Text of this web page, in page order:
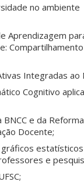
no ambiente
Aprendizagem
Integradas ao
Cognitivo
e da
Docente;
e